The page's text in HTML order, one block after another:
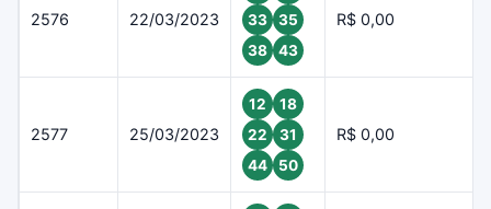
2576 22/03/2023
33
35
38
43
R$ 0,00
2577 25/03/2023
12
18
22
31
44
50
R$ 0,00